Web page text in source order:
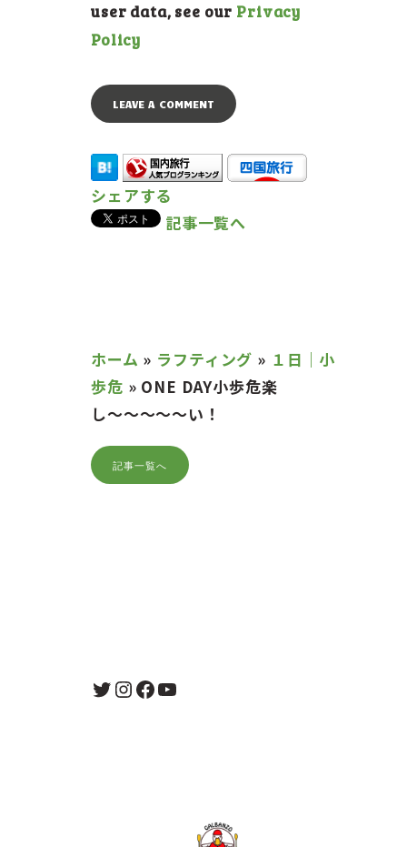
user data, see our Privacy
Policy
シェアする
記事一覧へ
ホーム » ラフティング » １日｜小
歩危 » ONE DAY小歩危楽
し〜〜〜〜〜い！
記事一覧へ
Twitter
Instagram
Facebook
YouTube